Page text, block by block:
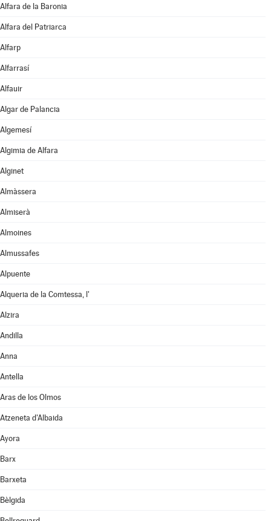
Alfara de la Baronia
Alfara del Patriarca
Alfarp
Alfarrasí
Alfauir
Algar de Palancia
Algemesí
Algimia de Alfara
Alginet
Almàssera
Almiserà
Almoines
Almussafes
Alpuente
Alqueria de la Comtessa, l'
Alzira
Andilla
Anna
Antella
Aras de los Olmos
Atzeneta d'Albaida
Ayora
Barx
Barxeta
Bèlgida